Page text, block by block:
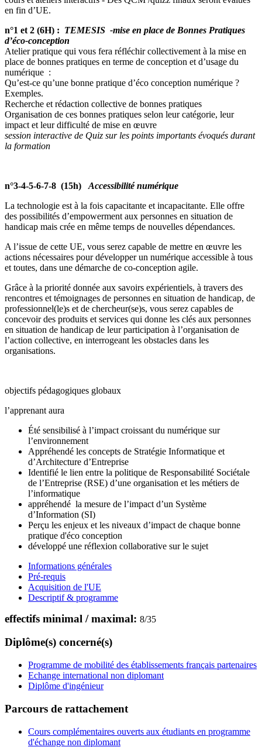
en fin d’UE.
n°1 et 2 (6H) : TEMESIS -mise en place de Bonnes Pratiques
d’éco-conception
Atelier pratique qui vous fera réfléchir collectivement à la mise en
place de bonnes pratiques en terme de conception et d’usage du
numérique :
Qu’est-ce qu’une bonne pratique d’éco conception numérique ?
Exemples.
Recherche et rédaction collective de bonnes pratiques
Organisation de ces bonnes pratiques selon leur catégorie, leur
impact et leur difficulté de mise en œuvre
session interactive de Quiz sur les points importants évoqués durant
la formation
n°3-4-5-6-7-8 (15h)
Accessibilité numérique
La technologie est à la fois capacitante et incapacitante. Elle offre
des possibilités d’empowerment aux personnes en situation de
handicap mais crée en même temps de nouvelles dépendances.
A l’issue de cette UE, vous serez capable de mettre en œuvre les
actions nécessaires pour développer un numérique accessible à tous
et toutes, dans une démarche de co-conception agile.
Grâce à la priorité donnée aux savoirs expérientiels, à travers des
rencontres et témoignages de personnes en situation de handicap, de
professionnel(le)s et de chercheur(se)s, vous serez capables de
concevoir des produits et services qui donne les clés aux personnes
en situation de handicap de leur participation à l’organisation de
l’action collective, en interrogeant les obstacles dans les
organisations.
objectifs pédagogiques globaux
l’apprenant aura
Été sensibilisé à l’impact croissant du numérique sur
l’environnement
Appréhendé les concepts de Stratégie Informatique et
d’Architecture d’Entreprise
Identifié le lien entre la politique de Responsabilité Sociétale
de l’Entreprise (RSE) d’une organisation et les métiers de
l’informatique
appréhendé la mesure de l’impact d’un Système
d’Information (SI)
Perçu les enjeux et les niveaux d’impact de chaque bonne
pratique d'éco conception
développé une réflexion collaborative sur le sujet
Informations générales
Pré-requis
Acquisition de l'UE
Descriptif & programme
effectifs minimal / maximal: 8/35
Diplôme(s) concerné(s)
Programme de mobilité des établissements français partenaires
Echange international non diplomant
Diplôme d'ingénieur
Parcours de rattachement
Cours complémentaires ouverts aux étudiants en programme
d'échange non diplomant